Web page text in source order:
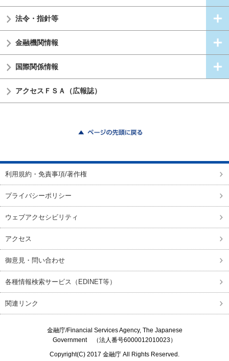
法令・指針等
金融機関情報
国際関係情報
アクセスＦＳＡ（広報誌）
利用規約・免責事項/著作権
プライバシーポリシー
ウェブアクセシビリティ
アクセス
御意見・問い合わせ
各種情報検索サービス（EDINET等）
関連リンク
金融庁/Financial Services Agency, The Japanese
Government（法人番号6000012010023）
Copyright(C) 2017 金融庁 All Rights Reserved.